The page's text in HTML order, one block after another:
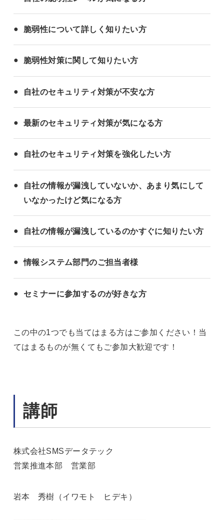
脆弱性について詳しく知りたい方
脆弱性対策に関して知りたい方
自社のセキュリティ対策が不安な方
最新のセキュリティ対策が気になる方
自社のセキュリティ対策を強化したい方
自社の情報が漏洩していないか、あまり気にして
いなかったけど気になる方
自社の情報が漏洩しているのかすぐに知りたい方
情報システム部門のご担当者様
セミナーに参加するのが好きな方
この中の1つでも当てはまる方はご参加ください！当
てはまるものが無くてもご参加大歓迎です！
講師
株式会社SMSデータテック
営業推進本部 営業部
岩本 秀樹（イワモト ヒデキ）